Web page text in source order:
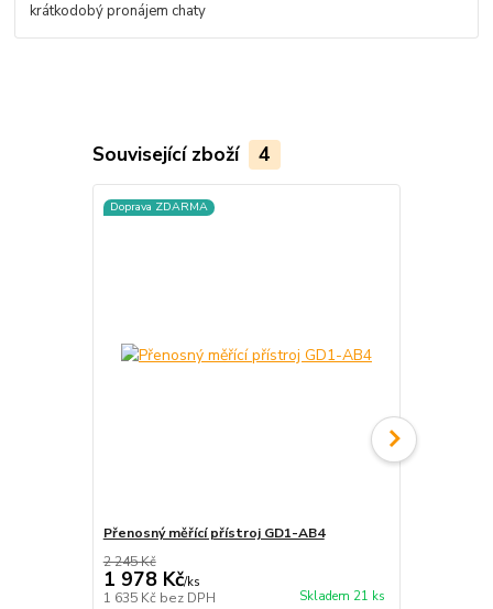
krátkodobý pronájem chaty
Související zboží 4
Doprava ZDARMA
Přenosný měřící přístroj GD1-AB4
2 245 Kč
1 978 Kč/ks
1 635 Kč bez DPH Skladem 21 ks